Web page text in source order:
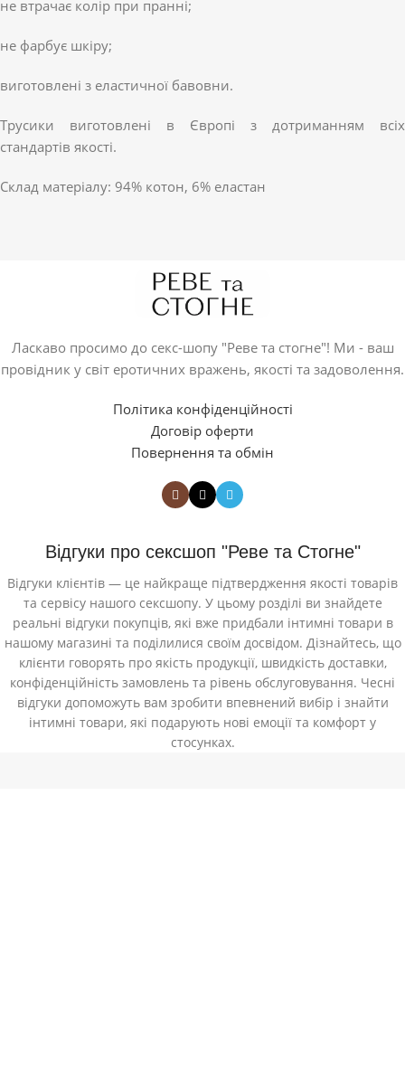
не втрачає колір при пранні;
не фарбує шкіру;
виготовлені з еластичної бавовни.
Трусики виготовлені в Європі з дотриманням всіх
стандартів якості.
Склад матеріалу: 94% котон, 6% еластан
Ласкаво просимо до секс-шопу "Реве та стогне"! Ми - ваш
провідник у світ еротичних вражень, якості та задоволення.
Політика конфіденційності
Договір оферти
Повернення та обмін
Відгуки про сексшоп "Реве та Стогне"
Відгуки клієнтів — це найкраще підтвердження якості товарів
та сервісу нашого сексшопу. У цьому розділі ви знайдете
реальні відгуки покупців, які вже придбали інтимні товари в
нашому магазині та поділилися своїм досвідом. Дізнайтесь, що
клієнти говорять про якість продукції, швидкість доставки,
конфіденційність замовлень та рівень обслуговування. Чесні
відгуки допоможуть вам зробити впевнений вибір і знайти
інтимні товари, які подарують нові емоції та комфорт у
стосунках.